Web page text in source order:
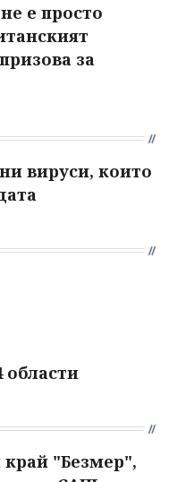
е просто
за
вируси, които
"Безмер",